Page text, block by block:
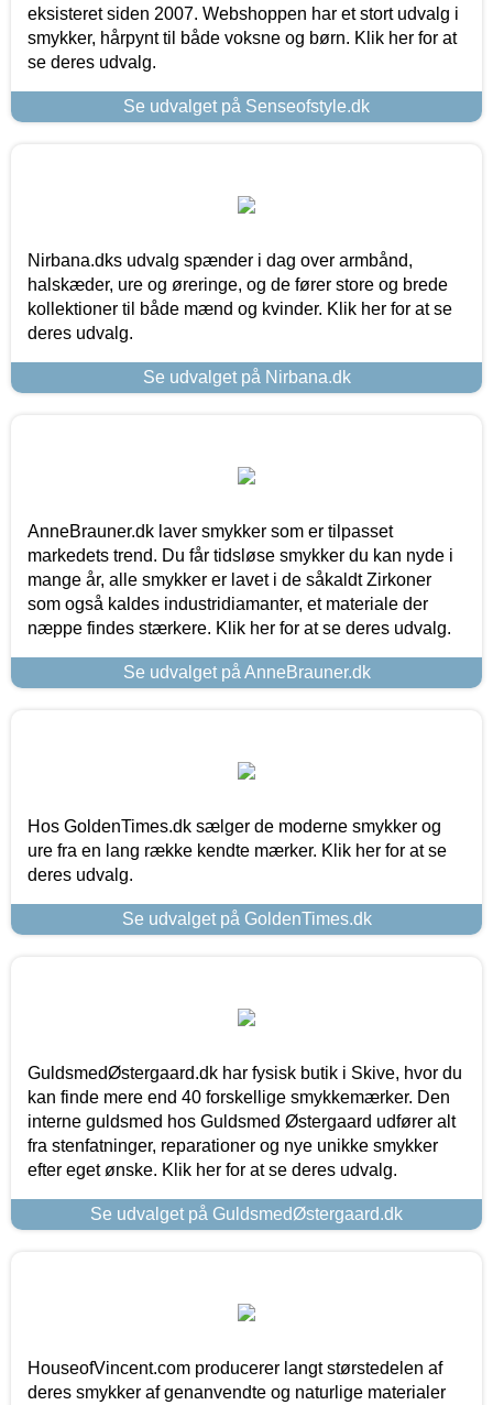
eksisteret siden 2007. Webshoppen har et stort udvalg i
smykker, hårpynt til både voksne og børn. Klik her for at
se deres udvalg.
Se udvalget på Senseofstyle.dk
Nirbana.dks udvalg spænder i dag over armbånd,
halskæder, ure og øreringe, og de fører store og brede
kollektioner til både mænd og kvinder. Klik her for at se
deres udvalg.
Se udvalget på Nirbana.dk
AnneBrauner.dk laver smykker som er tilpasset
markedets trend. Du får tidsløse smykker du kan nyde i
mange år, alle smykker er lavet i de såkaldt Zirkoner
som også kaldes industridiamanter, et materiale der
næppe findes stærkere. Klik her for at se deres udvalg.
Se udvalget på AnneBrauner.dk
Hos GoldenTimes.dk sælger de moderne smykker og
ure fra en lang række kendte mærker. Klik her for at se
deres udvalg.
Se udvalget på GoldenTimes.dk
GuldsmedØstergaard.dk har fysisk butik i Skive, hvor du
kan finde mere end 40 forskellige smykkemærker. Den
interne guldsmed hos Guldsmed Østergaard udfører alt
fra stenfatninger, reparationer og nye unikke smykker
efter eget ønske. Klik her for at se deres udvalg.
Se udvalget på GuldsmedØstergaard.dk
HouseofVincent.com producerer langt størstedelen af
deres smykker af genanvendte og naturlige materialer